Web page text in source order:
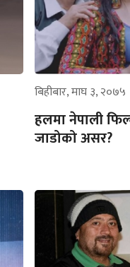
बिहीबार, माघ ३, २०७५
हलमा नेपाली
जाडोको असर?